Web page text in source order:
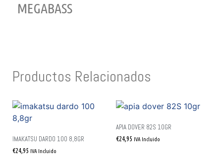
MEGABASS
Productos Relacionados
IMAKATSU DARDO 100 8,8GR
€24,95 IVA Incluido
APIA DOVER 82S 10GR
€24,95 IVA Incluido